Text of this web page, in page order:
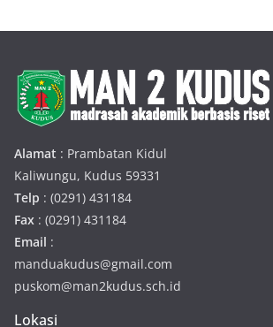
Alamat : Prambatan Kidul
Kaliwungu, Kudus 59331
Telp : (0291) 431184
Fax : (0291) 431184
Email :
manduakudus@gmail.com
puskom@man2kudus.sch.id
Lokasi